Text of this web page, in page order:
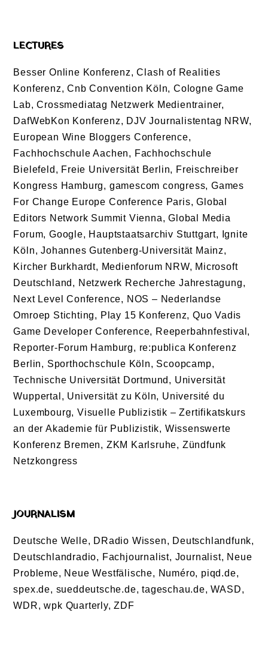
LECTURES
Besser Online Konferenz, Clash of Realities
Konferenz, Cnb Convention Köln, Cologne Game
Lab, Crossmediatag Netzwerk Medientrainer,
DafWebKon Konferenz, DJV Journalistentag NRW,
European Wine Bloggers Conference,
Fachhochschule Aachen, Fachhochschule
Bielefeld, Freie Universität Berlin, Freischreiber
Kongress Hamburg, gamescom congress, Games
For Change Europe Conference Paris, Global
Editors Network Summit Vienna, Global Media
Forum, Google, Hauptstaatsarchiv Stuttgart, Ignite
Köln, Johannes Gutenberg-Universität Mainz,
Kircher Burkhardt, Medienforum NRW, Microsoft
Deutschland, Netzwerk Recherche Jahrestagung,
Next Level Conference, NOS – Nederlandse
Omroep Stichting, Play 15 Konferenz, Quo Vadis
Game Developer Conference, Reeperbahnfestival,
Reporter-Forum Hamburg, re:publica Konferenz
Berlin, Sporthochschule Köln, Scoopcamp,
Technische Universität Dortmund, Universität
Wuppertal, Universität zu Köln, Université du
Luxembourg, Visuelle Publizistik – Zertifikatskurs
an der Akademie für Publizistik, Wissenswerte
Konferenz Bremen, ZKM Karlsruhe, Zündfunk
Netzkongress
JOURNALISM
Deutsche Welle, DRadio Wissen, Deutschlandfunk,
Deutschlandradio, Fachjournalist, Journalist, Neue
Probleme, Neue Westfälische, Numéro, piqd.de,
spex.de, sueddeutsche.de, tageschau.de, WASD,
WDR, wpk Quarterly, ZDF